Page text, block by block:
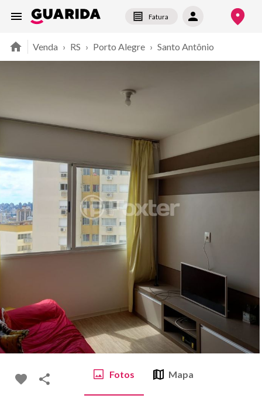
Fatura
Venda › RS › Porto Alegre › Santo Antônio
Fotos Mapa